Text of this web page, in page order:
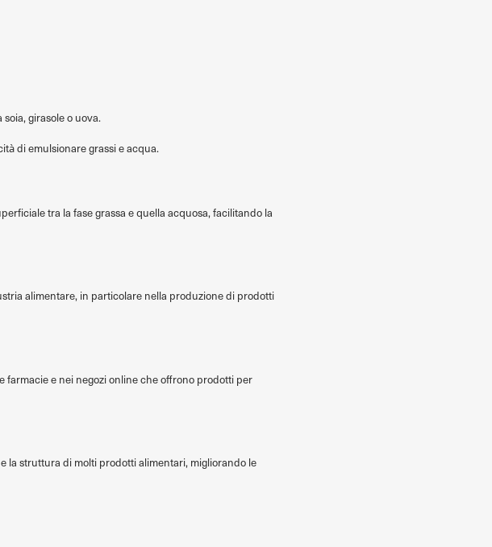
girasole o uova.
di emulsionare grassi e acqua.
tra la fase grassa e quella acquosa, facilitando la
alimentare, in particolare nella produzione di prodotti
farmacie e nei negozi online che offrono prodotti per
la struttura di molti prodotti alimentari, migliorando le